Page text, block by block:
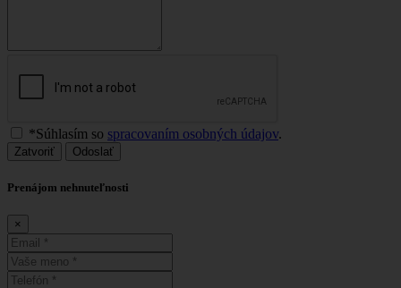
*Súhlasím so spracovaním osobných údajov.
Zatvoriť Odoslať
Prenájom nehnuteľnosti
×